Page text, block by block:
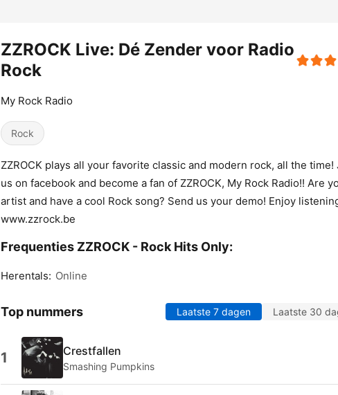
ZZROCK Live: Dé Zender voor Radio
Rock
My Rock Radio
Rock
ZZROCK plays all your favorite classic and modern rock, all the time!
us on facebook and become a fan of ZZROCK, My Rock Radio!! Are
artist and have a cool Rock song? Send us your demo! Enjoy
www.zzrock.be
Frequenties ZZROCK - Rock Hits Only:
Herentals: Online
Top nummers Laatste 7 dagen Laatste 30
1 Crestfallen
Smashing Pumpkins